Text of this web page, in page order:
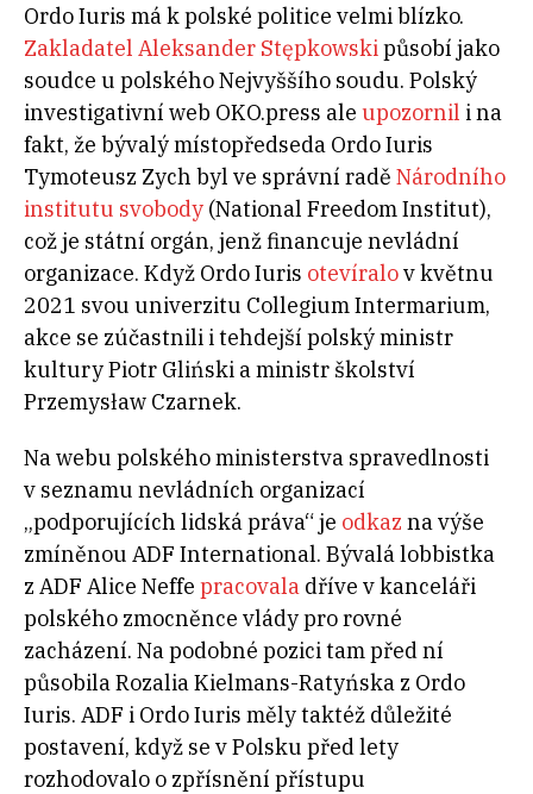
Ordo Iuris má k polské politice velmi blízko.
Zakladatel Aleksander Stępkowski působí jako
soudce u polského Nejvyššího soudu. Polský
investigativní web OKO.press ale upozornil i na
fakt, že bývalý místopředseda Ordo Iuris
Tymoteusz Zych byl ve správní radě Národního
institutu svobody (National Freedom Institut),
což je státní orgán, jenž financuje nevládní
organizace. Když Ordo Iuris otevíralov květnu
2021 svou univerzitu Collegium Intermarium,
akce se zúčastnili i tehdejší polský ministr
kultury Piotr Gliński a ministr školství
Przemysław Czarnek.
Na webu polského ministerstva spravedlnosti
v seznamu nevládních organizací
„podporujících lidská práva“ je odkaz na výše
zmíněnou ADF International. Bývalá lobbistka
z ADF Alice Neffe pracovala dříve v kanceláři
polského zmocněnce vlády pro rovné
zacházení. Na podobné pozici tam před ní
působila Rozalia Kielmans-Ratyńska z Ordo
Iuris. ADF i Ordo Iuris měly taktéž důležité
postavení, když se v Polsku před lety
rozhodovalo o zpřísnění přístupu